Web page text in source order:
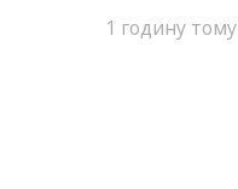
1 годину тому